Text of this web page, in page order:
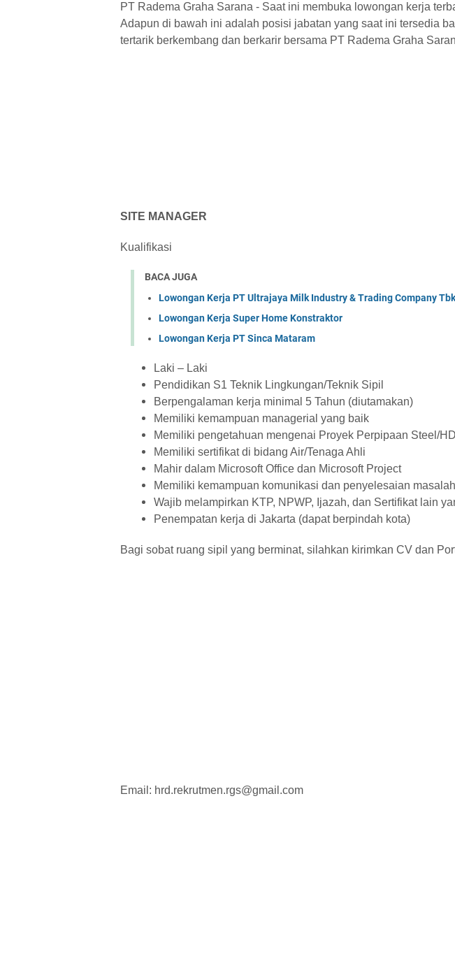
PT Radema Graha Sarana - Saat ini membuka lowongan kerja
Adapun di bawah ini adalah posisi jabatan yang saat ini tersedia
tertarik berkembang dan berkarir bersama PT Radema Graha
SITE MANAGER
Kualifikasi
BACA JUGA
Lowongan Kerja PT Ultrajaya Milk Industry & Trading Company Tbk
Lowongan Kerja Super Home Konstraktor
Lowongan Kerja PT Sinca Mataram
Laki – Laki
Pendidikan S1 Teknik Lingkungan/Teknik Sipil
Berpengalaman kerja minimal 5 Tahun (diutamakan)
Memiliki kemampuan managerial yang baik
Memiliki pengetahuan mengenai Proyek Perpipaan Steel/
Memiliki sertifikat di bidang Air/Tenaga Ahli
Mahir dalam Microsoft Office dan Microsoft Project
Memiliki kemampuan komunikasi dan penyelesaian
Wajib melampirkan KTP, NPWP, Ijazah, dan Sertifikat lain
Penempatan kerja di Jakarta (dapat berpindah kota)
Bagi sobat ruang sipil yang berminat, silahkan kirimkan CV dan
Email: hrd.rekrutmen.rgs@gmail.com